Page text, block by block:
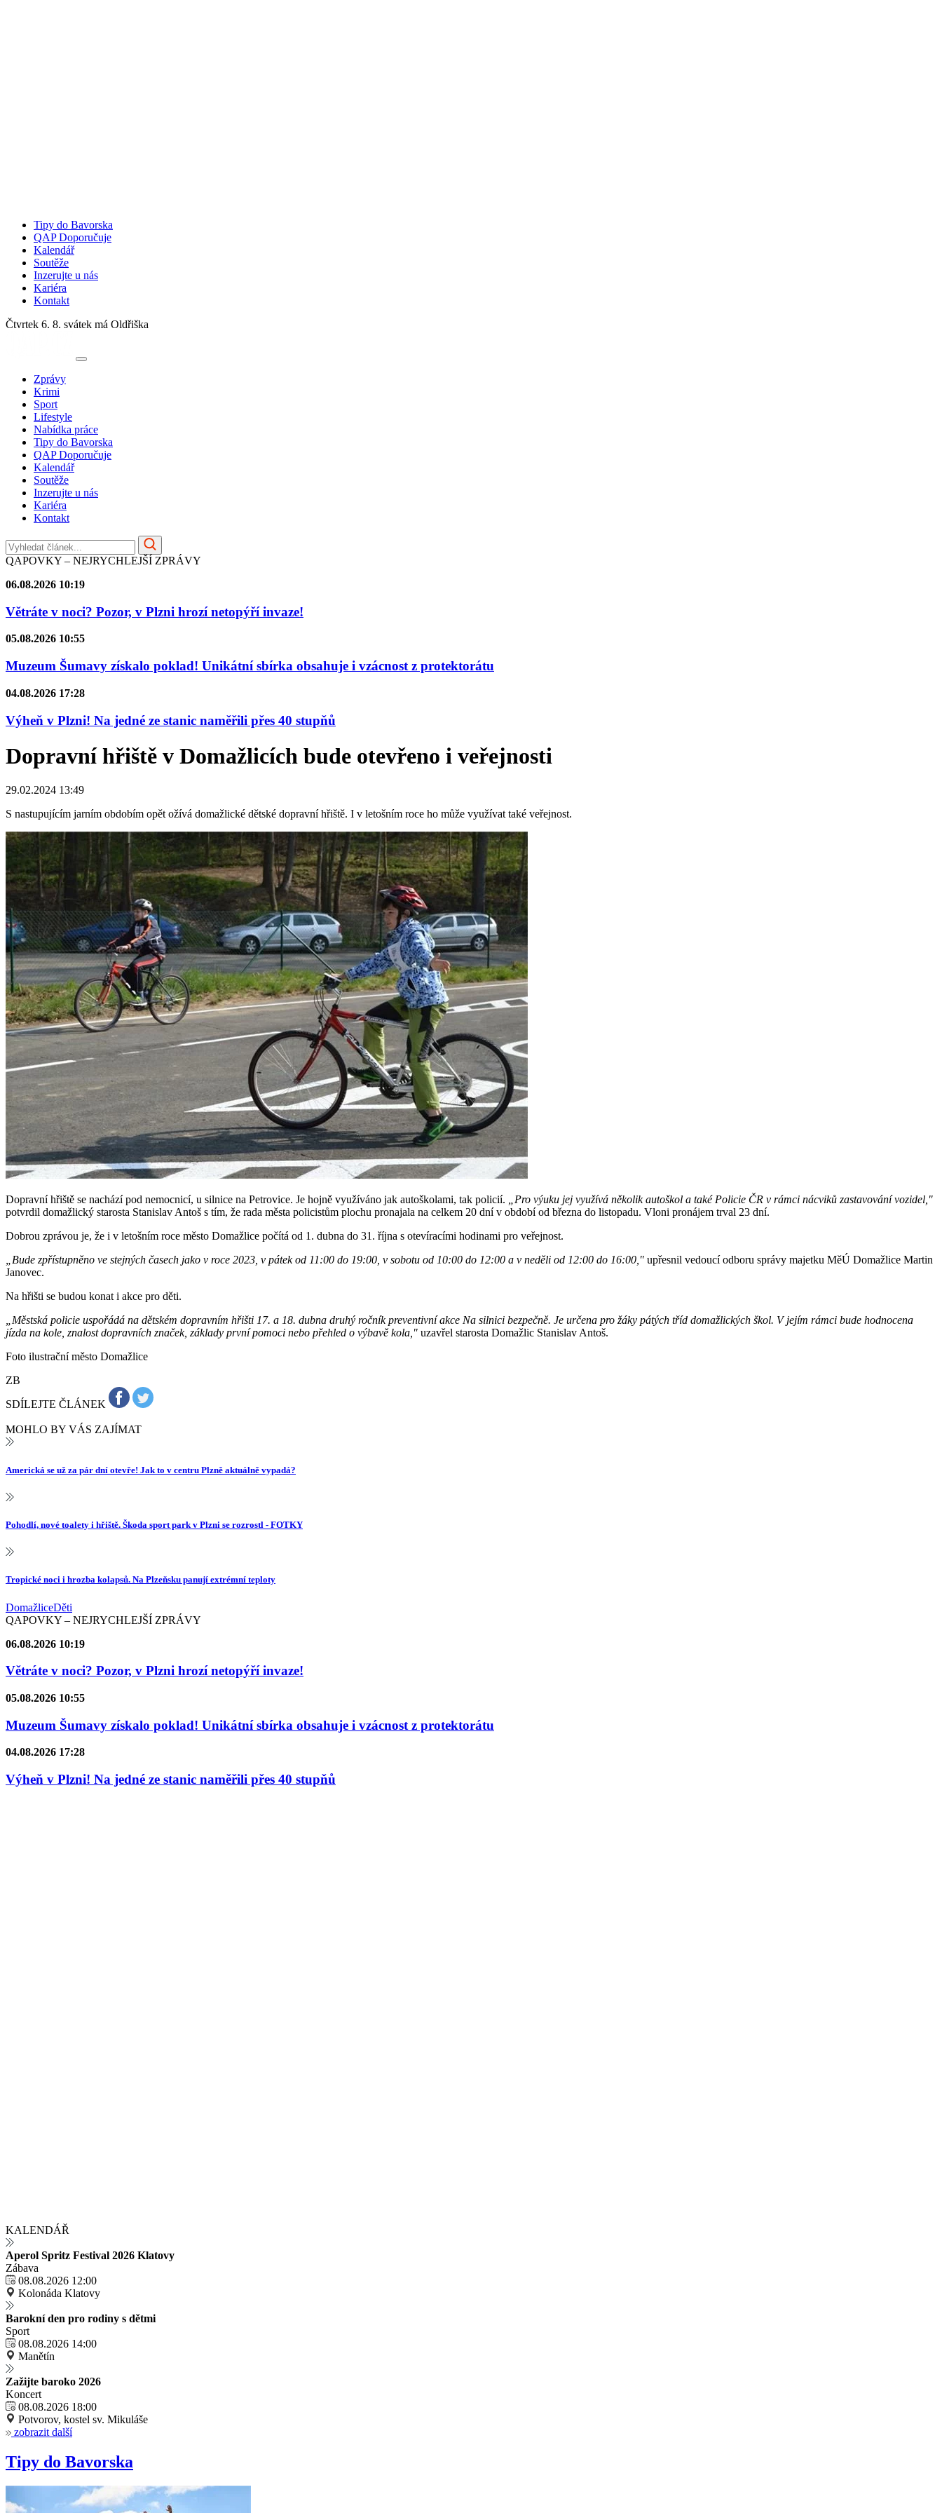
Tipy do Bavorska
QAP Doporučuje
Kalendář
Soutěže
Inzerujte u nás
Kariéra
Kontakt
Čtvrtek 6. 8. svátek má Oldřiška
Zprávy
Krimi
Sport
Lifestyle
Nabídka práce
Tipy do Bavorska
QAP Doporučuje
Kalendář
Soutěže
Inzerujte u nás
Kariéra
Kontakt
QAPOVKY – NEJRYCHLEJŠÍ ZPRÁVY
06.08.2026 10:19
Větráte v noci? Pozor, v Plzni hrozí netopýří invaze!
05.08.2026 10:55
Muzeum Šumavy získalo poklad! Unikátní sbírka obsahuje i vzácnost z protektorátu
04.08.2026 17:28
Výheň v Plzni! Na jedné ze stanic naměřili přes 40 stupňů
Dopravní hřiště v Domažlicích bude otevřeno i veřejnosti
29.02.2024 13:49
S nastupujícím jarním obdobím opět ožívá domažlické dětské dopravní hřiště. I v letošním roce ho může využívat také veřejnost.
Dopravní hřiště se nachází pod nemocnicí, u silnice na Petrovice. Je hojně využíváno jak autoškolami, tak policií. „Pro výuku jej využívá několik autoškol a také Policie ČR v rámci nácviků zastavování vozidel,"
potvrdil domažlický starosta Stanislav Antoš s tím, že rada města policistům plochu pronajala na celkem 20 dní v období od března do listopadu. Vloni pronájem trval 23 dní.
Dobrou zprávou je, že i v letošním roce město Domažlice počítá od 1. dubna do 31. října s otevíracími hodinami pro veřejnost.
„Bude zpřístupněno ve stejných časech jako v roce 2023, v pátek od 11:00 do 19:00, v sobotu od 10:00 do 12:00 a v neděli od 12:00 do 16:00," upřesnil vedoucí odboru správy majetku MěÚ Domažlice Martin
Janovec.
Na hřišti se budou konat i akce pro děti.
„Městská policie uspořádá na dětském dopravním hřišti 17. a 18. dubna druhý ročník preventivní akce Na silnici bezpečně. Je určena pro žáky pátých tříd domažlických škol. V jejím rámci bude hodnocena
jízda na kole, znalost dopravních značek, základy první pomoci nebo přehled o výbavě kola," uzavřel starosta Domažlic Stanislav Antoš.
Foto ilustrační město Domažlice
ZB
SDÍLEJTE ČLÁNEK
MOHLO BY VÁS ZAJÍMAT
Americká se už za pár dní otevře! Jak to v centru Plzně aktuálně vypadá?
Pohodlí, nové toalety i hřiště. Škoda sport park v Plzni se rozrostl - FOTKY
Tropické noci i hrozba kolapsů. Na Plzeňsku panují extrémní teploty
DomažliceDěti
QAPOVKY – NEJRYCHLEJŠÍ ZPRÁVY
06.08.2026 10:19
Větráte v noci? Pozor, v Plzni hrozí netopýří invaze!
05.08.2026 10:55
Muzeum Šumavy získalo poklad! Unikátní sbírka obsahuje i vzácnost z protektorátu
04.08.2026 17:28
Výheň v Plzni! Na jedné ze stanic naměřili přes 40 stupňů
KALENDÁŘ
Aperol Spritz Festival 2026 Klatovy
Zábava
08.08.2026 12:00
Kolonáda Klatovy
Barokní den pro rodiny s dětmi
Sport
08.08.2026 14:00
Manětín
Zažijte baroko 2026
Koncert
08.08.2026 18:00
Potvorov, kostel sv. Mikuláše
zobrazit další
Tipy do Bavorska